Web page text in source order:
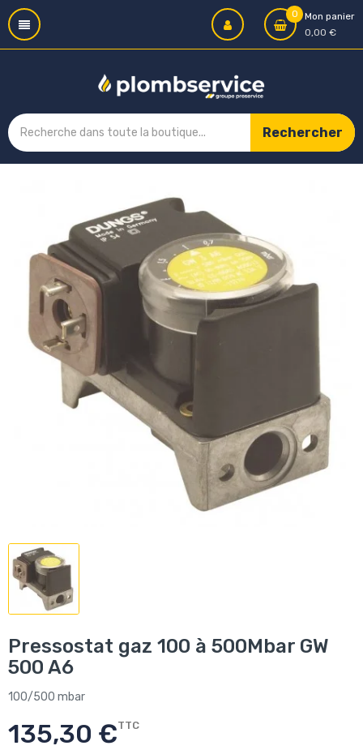
0
Mon panier
0,00 €
Rechercher
Pressostat gaz 100 à 500Mbar GW
500 A6
100/500 mbar
135,30 €TTC